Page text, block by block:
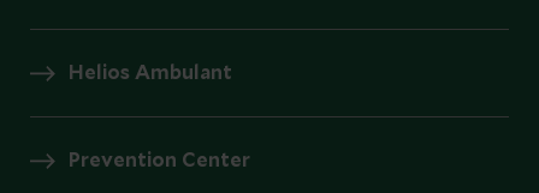
Helios Ambulant
Prevention Center